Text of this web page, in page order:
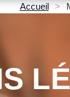
Accueil >